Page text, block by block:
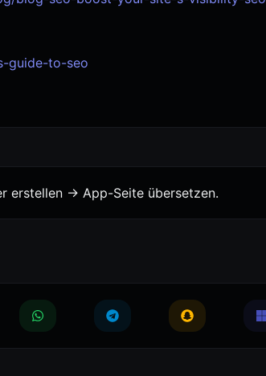
guide-to-seo
erstellen -> App-Seite übersetzen.